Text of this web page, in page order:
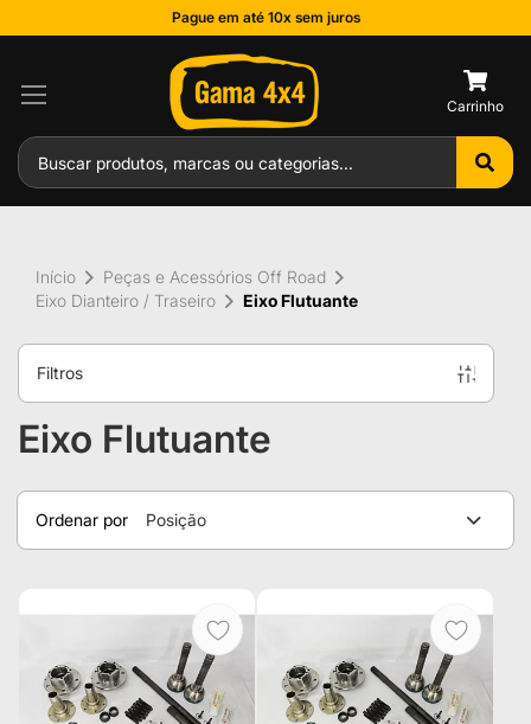
Pague em até 10x sem juros
Eixo Flutuante
Ordenar por Posição
Início
Peças e Acessórios Off Road
Eixo Dianteiro / Traseiro
Eixo Flutuante
Filtros